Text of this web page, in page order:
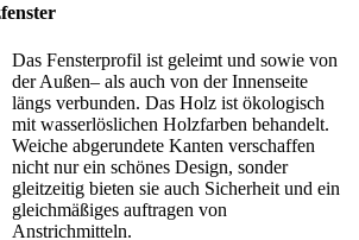
Das Fensterprofil ist geleimt und sowie von
der Außen– als auch von der Innenseite
längs verbunden. Das Holz ist ökologisch
mit wasserlöslichen Holzfarben behandelt.
Weiche abgerundete Kanten verschaffen
nicht nur ein schönes Design, sonder
gleitzeitig bieten sie auch Sicherheit und ein
gleichmäßiges auftragen von
Anstrichmitteln.